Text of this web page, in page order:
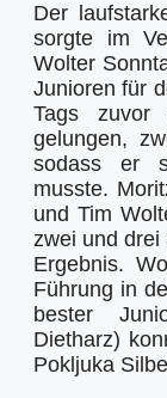
Der
sorgte im
Wolter
Junioren für
Tags zuvor
gelungen,
sodass er
musste.
und Tim
zwei und drei
Ergebnis.
Führung in
bester
Dietharz)
Pokljuka